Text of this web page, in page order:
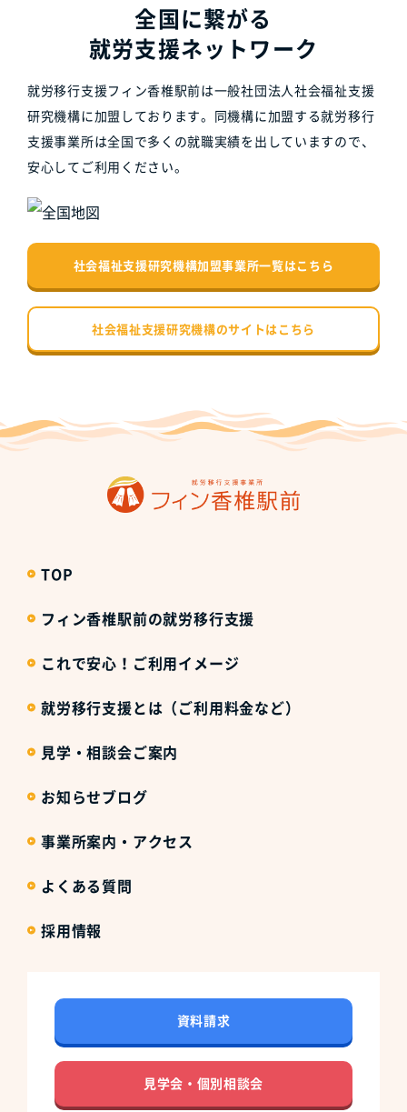
全国に繋がる
就労支援ネットワーク
就労移行支援フィン香椎駅前は一般社団法人社会福祉支援
研究機構に加盟しております。同機構に加盟する就労移行
支援事業所は全国で多くの就職実績を出していますので、
安心してご利用ください。
社会福祉支援研究機構加盟事業所一覧はこちら
社会福祉支援研究機構のサイトはこちら
TOP
フィン香椎駅前の就労移行支援
これで安心！ご利用イメージ
就労移行支援とは（ご利用料金など）
見学・相談会ご案内
お知らせブログ
事業所案内・アクセス
よくある質問
採用情報
資料請求
見学会・個別相談会